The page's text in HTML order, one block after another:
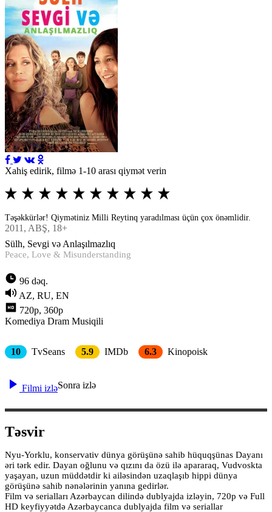
Xahiş edirik, filmə 1-10 arası qiymət verin
Təşəkkürlər! Qiymətiniz Milli Reytinq yaradılması üçün çox önəmlidir.
2011 , ABŞ, 18+
Sülh, Sevgi və Anlaşılmazlıq
Peace, Love & Misunderstanding
96 dəq.
AZ, RU, EN
720p, 360p
Komediya Dram Musiqili
10 TvSeans 5.9 IMDb 6.3 Kinopoisk
Filmi izləSonra izlə
Təsvir
Nyu-Yorklu, konservativ dünya görüşünə sahib hüquqşünas Dayanı
əri tərk edir. Dayan oğlunu və qızını da özü ilə apararaq, Vudvoskta
yaşayan, uzun müddətdir ki ailəsindən uzaqlaşıb hippi dünya
görüşünə sahib nənələrinin yanına gedirlər.
Film və serialları Azərbaycan dilində dublyajda izləyin, 720p və Full
HD keyfiyyətdə Azərbaycanca dublyajda film və seriallar